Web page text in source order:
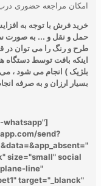
امکان مراجعه حضوری
خرید فرش با توجه به
حمل و نقل و ... به صورت
طرح و رنگ را می توان در
اینکه بافت توسط دستگاه
بلژیک ) انجام می شود ،
بسیار ارزان و به صرفه
whatsapp"
send?
line"
target="_blanck"